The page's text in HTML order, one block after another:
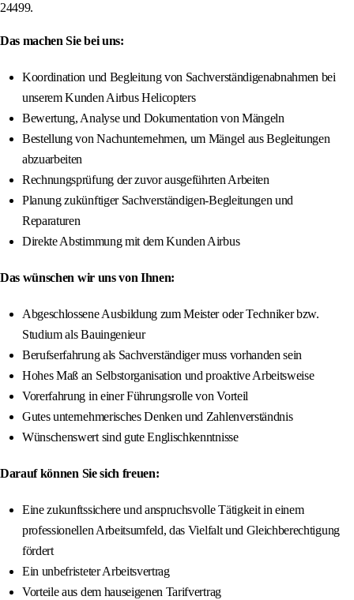
24499.
Das machen Sie bei uns:
Koordination und Begleitung von Sachverständigenabnahmen bei
unserem Kunden Airbus Helicopters
Bewertung, Analyse und Dokumentation von Mängeln
Bestellung von Nachunternehmen, um Mängel aus Begleitungen
abzuarbeiten
Rechnungsprüfung der zuvor ausgeführten Arbeiten
Planung zukünftiger Sachverständigen-Begleitungen und
Reparaturen
Direkte Abstimmung mit dem Kunden Airbus
Das wünschen wir uns von Ihnen:
Abgeschlossene Ausbildung zum Meister oder Techniker bzw.
Studium als Bauingenieur
Berufserfahrung als Sachverständiger muss vorhanden sein
Hohes Maß an Selbstorganisation und proaktive Arbeitsweise
Vorerfahrung in einer Führungsrolle von Vorteil
Gutes unternehmerisches Denken und Zahlenverständnis
Wünschenswert sind gute Englischkenntnisse
Darauf können Sie sich freuen:
Eine zukunftssichere und anspruchsvolle Tätigkeit in einem
professionellen Arbeitsumfeld, das Vielfalt und Gleichberechtigung
fördert
Ein unbefristeter Arbeitsvertrag
Vorteile aus dem hauseigenen Tarifvertrag